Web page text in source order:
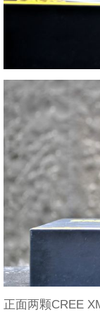
正面两颗CREE